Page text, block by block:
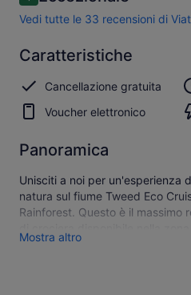
Vedi tutte le 33 recensioni di
9.49.4 su 10
Eccezionale
Mostra
tutte e 33
le
recensioni
Caratteristiche
Cancellazione gratuita
Voucher elettronico
Panoramica
Unisciti a noi per un'esperienza
natura sul fiume Tweed Eco
Rainforest. Questo è il massimo
Mostra altro